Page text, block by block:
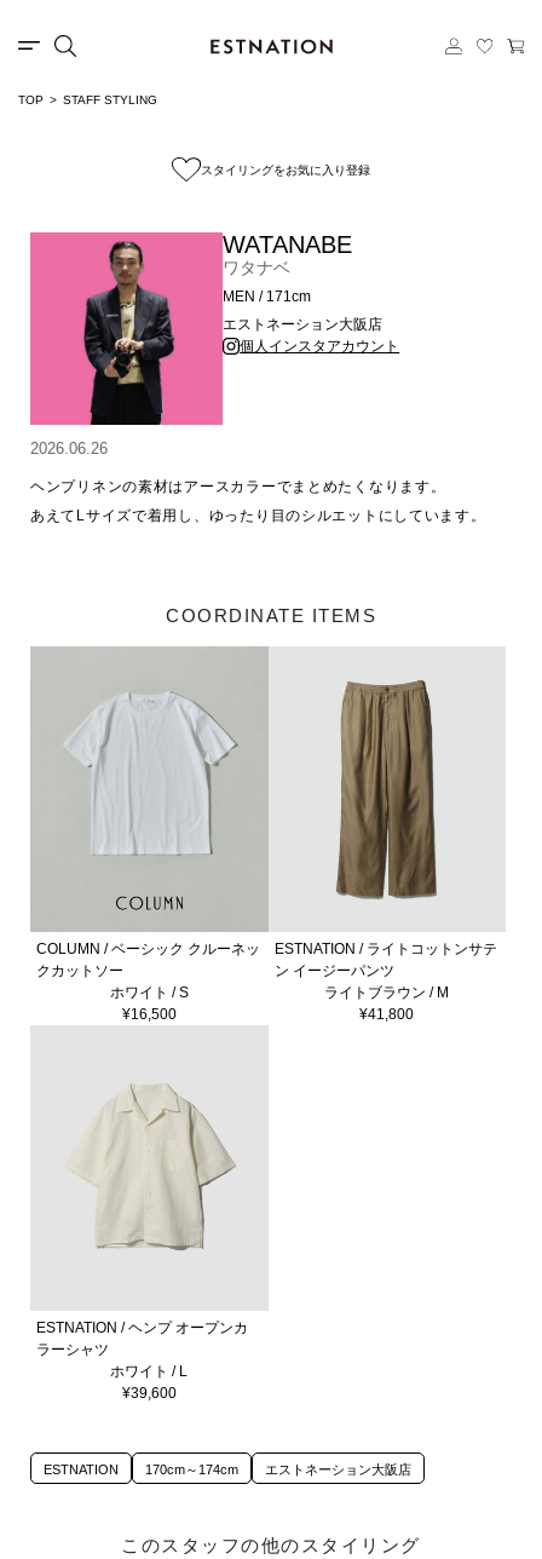
TOP STAFF STYLING
スタイリングをお気に入り登録
WATANABE
ワタナベ
MEN / 171cm
エストネーション大阪店
個人インスタアカウント
2026.06.26
ヘンプリネンの素材はアースカラーでまとめたくなります。
あえてLサイズで着用し、ゆったり目のシルエットにしています。
COORDINATE ITEMS
COLUMN / ベーシック クルーネッ
クカットソー
ホワイト / S
¥16,500
ESTNATION / ライトコットンサテ
ン イージーパンツ
ライトブラウン / M
¥41,800
ESTNATION / ヘンプ オープンカ
ラーシャツ
ホワイト / L
¥39,600
ESTNATION 170cm～174cm エストネーション大阪店
このスタッフの他のスタイリング